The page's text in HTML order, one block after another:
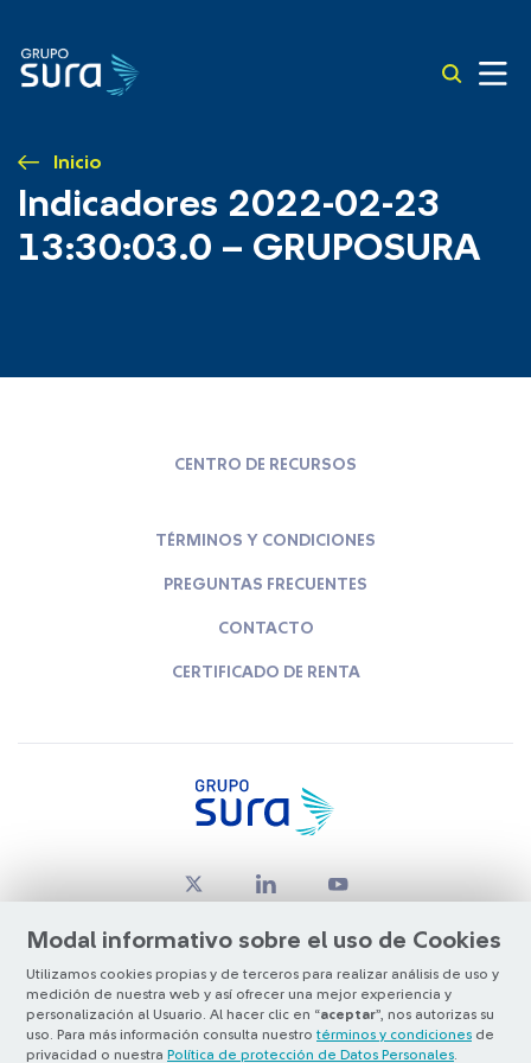
Inicio
Indicadores 2022-02-23
13:30:03.0 – GRUPOSURA
Modal informativo sobre el uso de Cookies
Utilizamos cookies propias y de terceros para realizar análisis de uso y
medición de nuestra web y así ofrecer una mejor experiencia y
personalización al Usuario. Al hacer clic en “aceptar”, nos autorizas su
uso. Para más información consulta nuestro términos y condiciones de
privacidad o nuestra Política de protección de Datos Personales
CENTRO DE RECURSOS
TÉRMINOS Y CONDICIONES
PREGUNTAS FRECUENTES
CONTACTO
CERTIFICADO DE RENTA
© Copyright Grupo SURA 2026